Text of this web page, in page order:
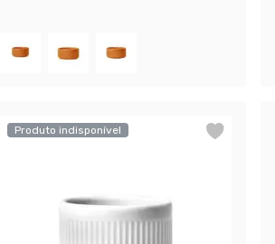
Produto indisponível